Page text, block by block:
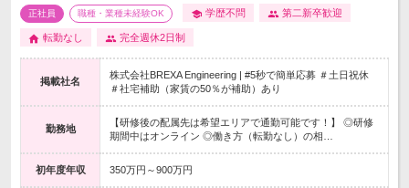
正社員 職種・業種未経験OK 学歴不問 第二新卒歓迎
転勤なし 完全週休2日制
掲載社名
株式会社BREXA Engineering | #5秒で簡単応募 ＃土日祝休
＃社宅補助（家賃の50％が補助）あり
勤務地
【研修後の配属先は希望エリアで通勤可能です！】 ◎研修
期間中はオンライン ◎働き方（転勤なし）の相…
初年度年収 350万円～900万円